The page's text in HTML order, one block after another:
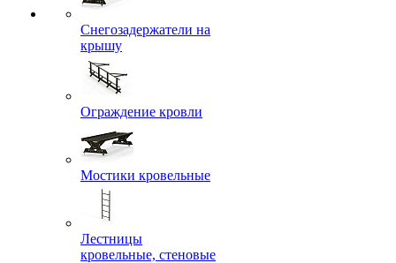
Снегозадержатели на
крышу
Ограждение кровли
Мостики кровельные
Лестницы
кровельные, стеновые